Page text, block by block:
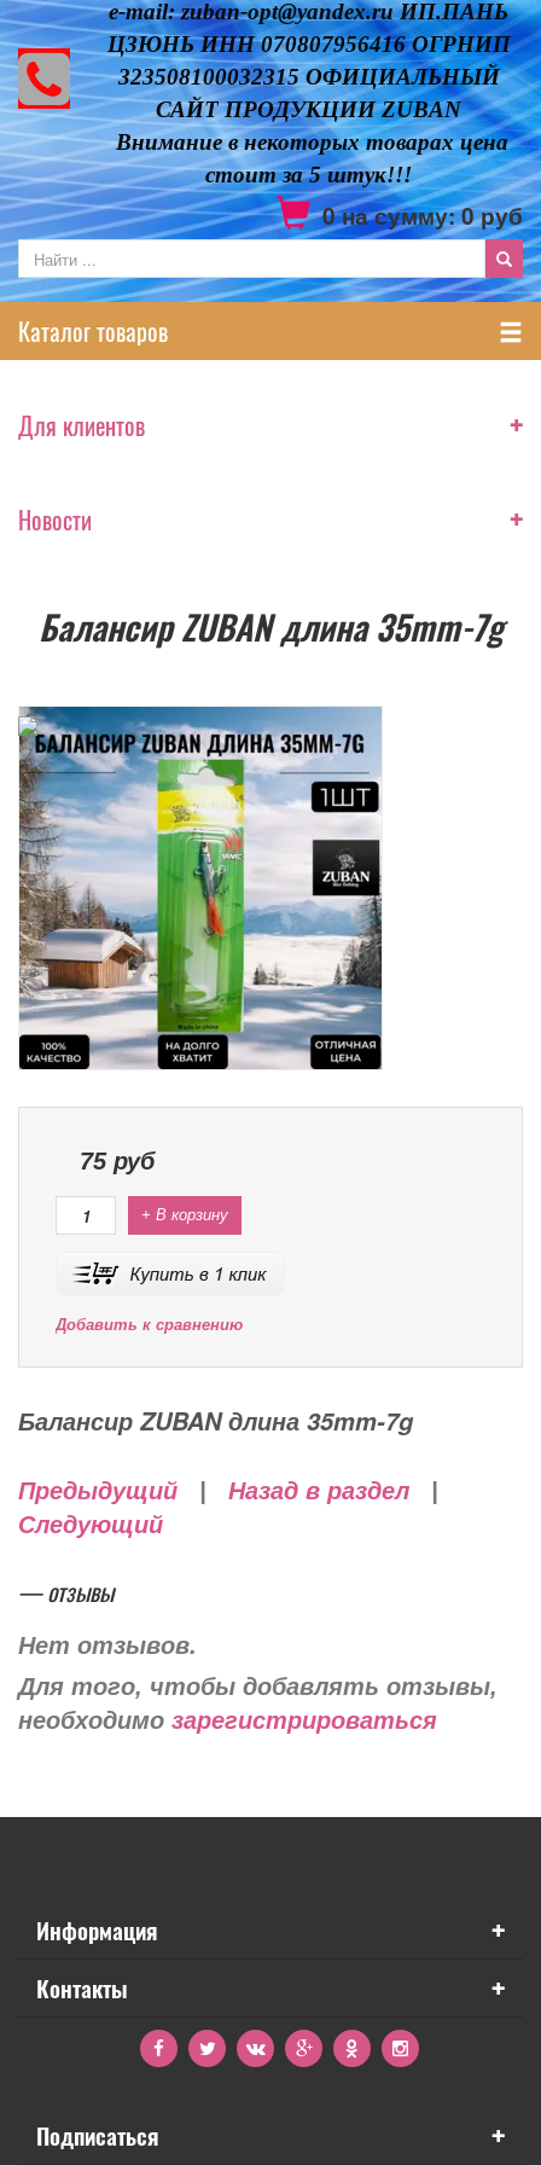
e-mail: zuban-opt@yandex.ru ИП.ПАНЬ
ЦЗЮНЬ ИНН 070807956416 ОГРНИП
323508100032315 ОФИЦИАЛЬНЫЙ
САЙТ ПРОДУКЦИИ ZUBAN
Внимание в некоторых товарах цена
стоит за 5 штук!!!
0на сумму:0руб
Каталог товаров
Для клиентов +
Новости +
Балансир ZUBAN длина 35mm-7g
75руб
+ В корзину
Добавить к сравнению
Балансир ZUBAN длина 35mm-7g
Предыдущий Назад в раздел
Следующий
— отзывы
Нет отзывов.
Для того, чтобы добавлять отзывы,
необходимо зарегистрироваться
Информация +
Контакты +
Подписаться +